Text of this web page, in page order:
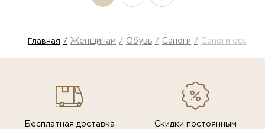
Главная Женщинам Обувь Сапоги Сапоги
Бесплатная доставка
Скидки постоянным